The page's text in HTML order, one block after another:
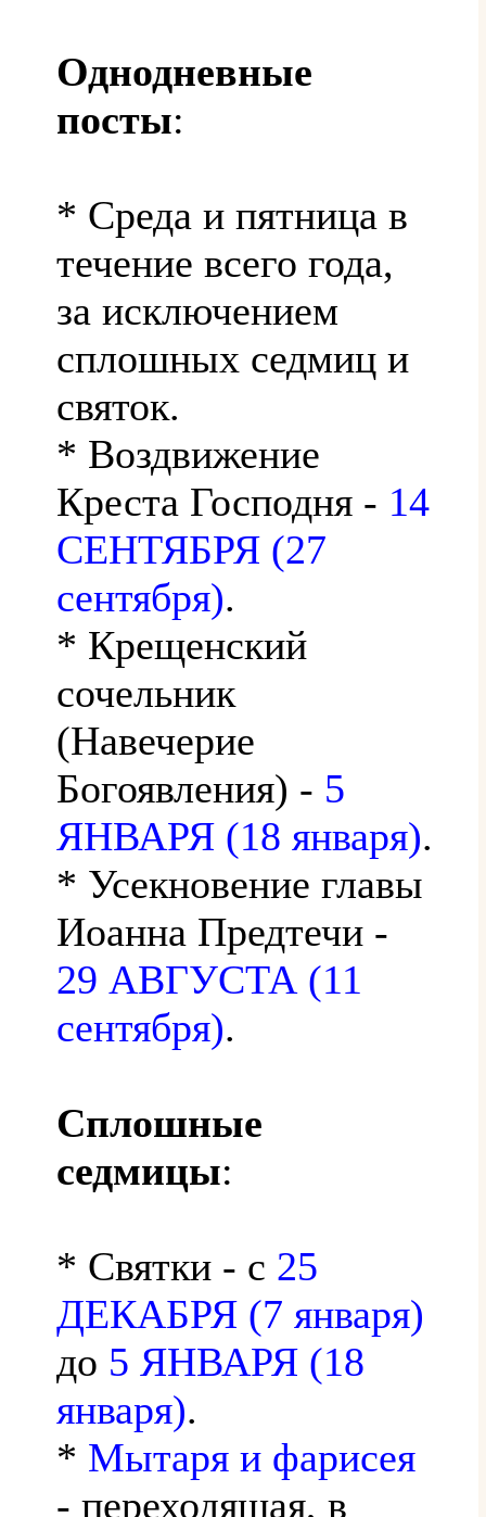
Однодневные
посты:
* Среда и пятница в
течение всего года,
за исключением
сплошных седмиц и
святок.
* Воздвижение
Креста Господня - 14
СЕНТЯБРЯ (27
сентября).
* Крещенский
сочельник
(Навечерие
Богоявления) - 5
ЯНВАРЯ (18 января).
* Усекновение главы
Иоанна Предтечи -
29 АВГУСТА (11
сентября).
Сплошные
седмицы:
* Святки - с 25
ДЕКАБРЯ (7 января)
до 5 ЯНВАРЯ (18
января).
* Мытаря и фарисея
- переходящая, в